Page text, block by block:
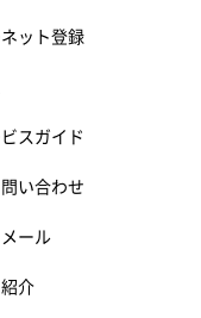
ット登録
スガイド
い合わせ
ール
介